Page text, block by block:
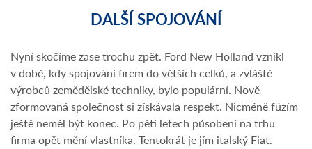
DALŠÍ SPOJOVÁNÍ
Nyní skočíme zase trochu zpět. Ford New Holland vznikl
v době, kdy spojování firem do větších celků, a zvláště
výrobců zemědělské techniky, bylo populární. Nově
zformovaná společnost si získávala respekt. Nicméně fúzím
ještě neměl být konec. Po pěti letech působení na trhu
firma opět mění vlastníka. Tentokrát je jím italský Fiat.